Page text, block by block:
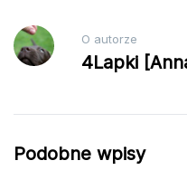
O autorze
4Lapki
Podobne wpisy